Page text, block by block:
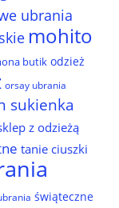
ubrania
mohito
butik odzież
orsay ubrania
sukienka
z odzieżą
tanie ciuszki
świąteczne